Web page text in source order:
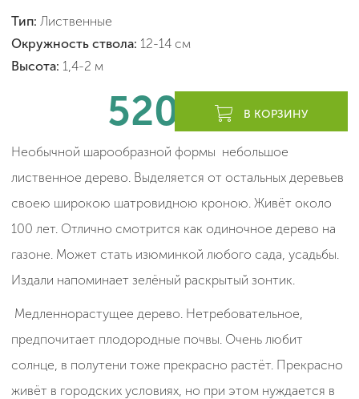
Тип: Лиственные
Окружность ствола: 12-14 см
Высота: 1,4-2 м
520 леевВ КОРЗИНУ
Необычной шарообразной формы небольшое
лиственное дерево. Выделяется от остальных деревьев
своею широкою шатровидною кроною. Живёт около
100 лет. Отлично смотрится как одиночное дерево на
газоне. Может стать изюминкой любого сада, усадьбы.
Издали напоминает зелёный раскрытый зонтик.
Медленнорастущее дерево. Нетребовательное,
предпочитает плодородные почвы. Очень любит
солнце, в полутени тоже прекрасно растёт. Прекрасно
живёт в городских условиях, но при этом нуждается в